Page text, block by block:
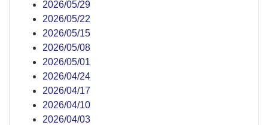
2026/05/29
2026/05/22
2026/05/15
2026/05/08
2026/05/01
2026/04/24
2026/04/17
2026/04/10
2026/04/03